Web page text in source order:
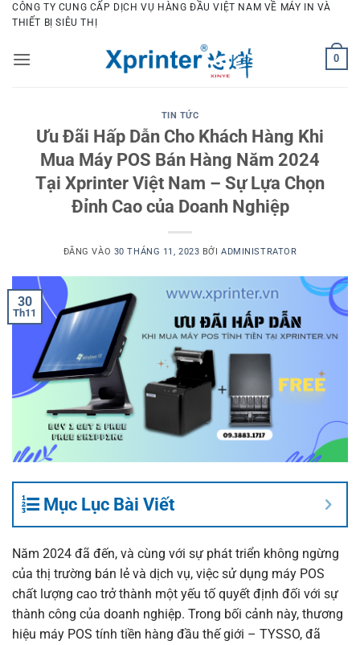
Bỏ
qua
dung
CÔNG TY CUNG CẤP DỊCH VỤ HÀNG ĐẦU VIỆT NAM VỀ MÁY IN VÀ
THIẾT BỊ SIÊU THỊ
0
TIN TỨC
Ưu Đãi Hấp Dẫn Cho Khách Hàng Khi
Mua Máy POS Bán Hàng Năm 2024
Tại Xprinter Việt Nam – Sự Lựa Chọn
Đỉnh Cao của Doanh Nghiệp
ĐĂNG VÀO 30 THÁNG 11, 2023 BỞIADMINISTRATOR
30
Th11
Mục Lục Bài Viết
Năm 2024 đã đến, và cùng với sự phát triển không ngừng
của thị trường bán lẻ và dịch vụ, việc sử dụng máy POS
chất lượng cao trở thành một yếu tố quyết định đối với sự
thành công của doanh nghiệp. Trong bối cảnh này, thương
hiệu máy POS tính tiền hàng đầu thế giới – TYSSO, đã